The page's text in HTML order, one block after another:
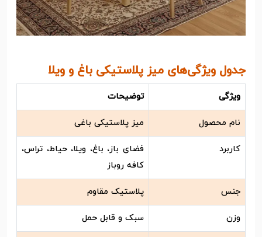
جدول ویژگی‌های میز پلاستیکی باغ و ویلا
ویژگی توضیحات
نام محصول میز پلاستیکی باغی
کاربرد
فضای باز، باغ، ویلا، حیاط، تراس،
کافه روباز
جنس پلاستیک مقاوم
وزن سبک و قابل حمل